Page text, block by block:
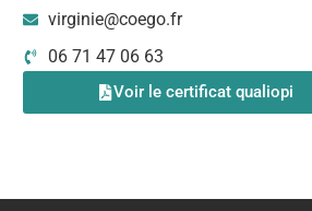
virginie@coego.fr
06 71 47 06 63
Voir le certificat qualiopi